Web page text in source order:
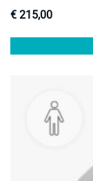
€ 215,00